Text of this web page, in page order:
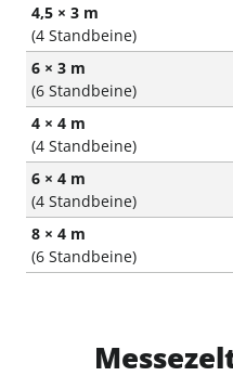
4,5 × 3 m
(4 Standbeine)
6 × 3 m
(6 Standbeine)
4 × 4 m
(4 Standbeine)
6 × 4 m
(4 Standbeine)
8 × 4 m
(6 Standbeine)